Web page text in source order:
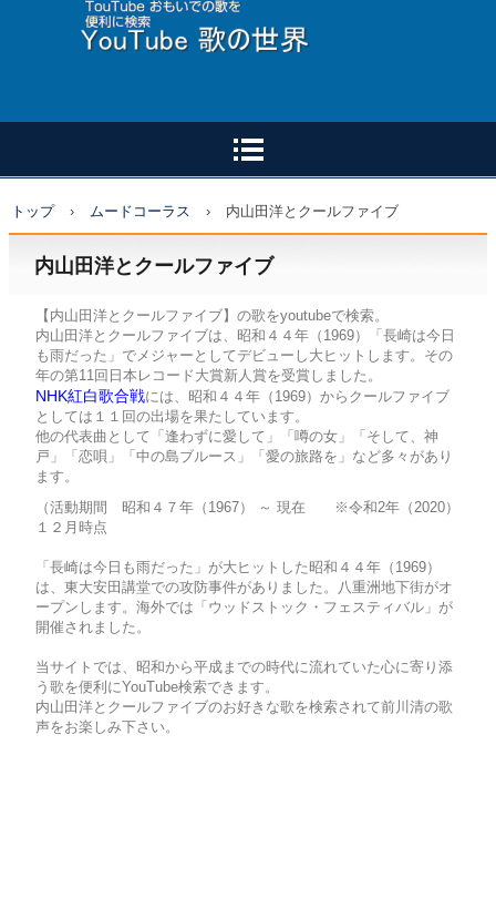
トップ › ムードコーラス › 内山田洋とクールファイブ
内山田洋とクールファイブ
【内山田洋とクールファイブ】の歌をyoutubeで検索。
内山田洋とクールファイブは、昭和４４年（1969）「長崎は今日
も雨だった」でメジャーとしてデビューし大ヒットします。その
年の第11回日本レコード大賞新人賞を受賞しました。
NHK紅白歌合戦には、昭和４４年（1969）からクールファイブ
としては１１回の出場を果たしています。
他の代表曲として「逢わずに愛して」「噂の女」「そして、神
戸」「恋唄」「中の島ブルース」「愛の旅路を」など多々があり
ます。
（活動期間 昭和４７年（1967） ～ 現在 ※令和2年（2020）
１２月時点
「長崎は今日も雨だった」が大ヒットした昭和４４年（1969）
は、東大安田講堂での攻防事件がありました。八重洲地下街がオ
ープンします。海外では「ウッドストック・フェスティバル」が
開催されました。
当サイトでは、昭和から平成までの時代に流れていた心に寄り添
う歌を便利にYouTube検索できます。
内山田洋とクールファイブのお好きな歌を検索されて前川清の歌
声をお楽しみ下さい。